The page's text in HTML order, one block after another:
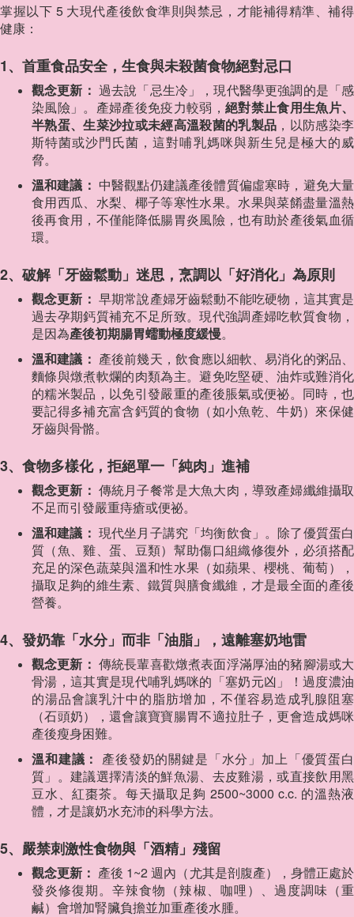
掌握以下 5 大現代產後飲食準則與禁忌，才能補得精準、補得
健康：
1、首重食品安全，生食與未殺菌食物絕對忌口
觀念更新： 過去說「忌生冷」，現代醫學更強調的是「感
染風險」。產婦產後免疫力較弱， 絕對禁止食用生魚片、
半熟蛋、生菜沙拉或未經高溫殺菌的乳製品 ，以防感染李
斯特菌或沙門氏菌，這對哺乳媽咪與新生兒是極大的威
脅。
溫和建議： 中醫觀點仍建議產後體質偏虛寒時，避免大量
食用西瓜、水梨、椰子等寒性水果。水果與菜餚盡量溫熱
後再食用，不僅能降低腸胃炎風險，也有助於產後氣血循
環。
2、破解「牙齒鬆動」迷思，烹調以「好消化」為原則
觀念更新： 早期常說產婦牙齒鬆動不能吃硬物，這其實是
過去孕期鈣質補充不足所致。現代強調產婦吃軟質食物，
是因為產後初期腸胃蠕動極度緩慢。
溫和建議： 產後前幾天，飲食應以細軟、易消化的粥品、
麵條與燉煮軟爛的肉類為主。避免吃堅硬、油炸或難消化
的糯米製品，以免引發嚴重的產後脹氣或便祕。同時，也
要記得多補充富含鈣質的食物（如小魚乾、牛奶）來保健
牙齒與骨骼。
3、食物多樣化，拒絕單一「純肉」進補
觀念更新： 傳統月子餐常是大魚大肉，導致產婦纖維攝取
不足而引發嚴重痔瘡或便祕。
溫和建議： 現代坐月子講究「均衡飲食」。除了優質蛋白
質（魚、雞、蛋、豆類）幫助傷口組織修復外，必須搭配
充足的深色蔬菜與溫和性水果（如蘋果、櫻桃、葡萄），
攝取足夠的維生素、鐵質與膳食纖維，才是最全面的產後
營養。
4、發奶靠「水分」而非「油脂」，遠離塞奶地雷
觀念更新： 傳統長輩喜歡燉煮表面浮滿厚油的豬腳湯或大
骨湯，這其實是現代哺乳媽咪的「塞奶元凶」！過度濃油
的湯品會讓乳汁中的脂肪增加，不僅容易造成乳腺阻塞
（石頭奶），還會讓寶寶腸胃不適拉肚子，更會造成媽咪
產後瘦身困難。
溫和建議： 產後發奶的關鍵是「水分」加上「優質蛋白
質」。建議選擇清淡的鮮魚湯、去皮雞湯，或直接飲用黑
豆水、紅棗茶。每天攝取足夠 2500~3000 c.c. 的溫熱液
體，才是讓奶水充沛的科學方法。
5、嚴禁刺激性食物與「酒精」殘留
觀念更新： 產後 1~2 週內（尤其是剖腹產），身體正處於
發炎修復期。辛辣食物（辣椒、咖哩）、過度調味（重
鹹）會增加腎臟負擔並加重產後水腫。